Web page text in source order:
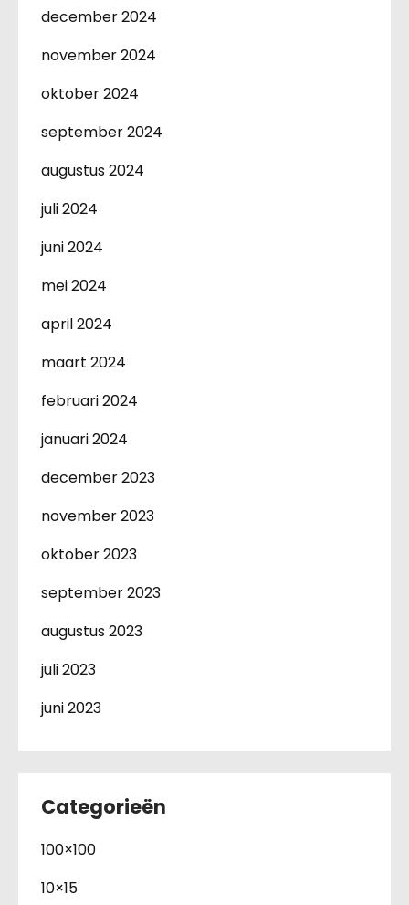
december 2024
november 2024
oktober 2024
september 2024
augustus 2024
juli 2024
juni 2024
mei 2024
april 2024
maart 2024
februari 2024
januari 2024
december 2023
november 2023
oktober 2023
september 2023
augustus 2023
juli 2023
juni 2023
Categorieën
100×100
10×15